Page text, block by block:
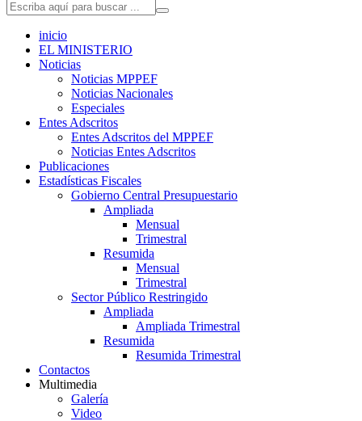
inicio
EL MINISTERIO
Noticias
Noticias MPPEF
Noticias Nacionales
Especiales
Entes Adscritos
Entes Adscritos del MPPEF
Noticias Entes Adscritos
Publicaciones
Estadísticas Fiscales
Gobierno Central Presupuestario
Ampliada
Mensual
Trimestral
Resumida
Mensual
Trimestral
Sector Público Restringido
Ampliada
Ampliada Trimestral
Resumida
Resumida Trimestral
Contactos
Multimedia
Galería
Video